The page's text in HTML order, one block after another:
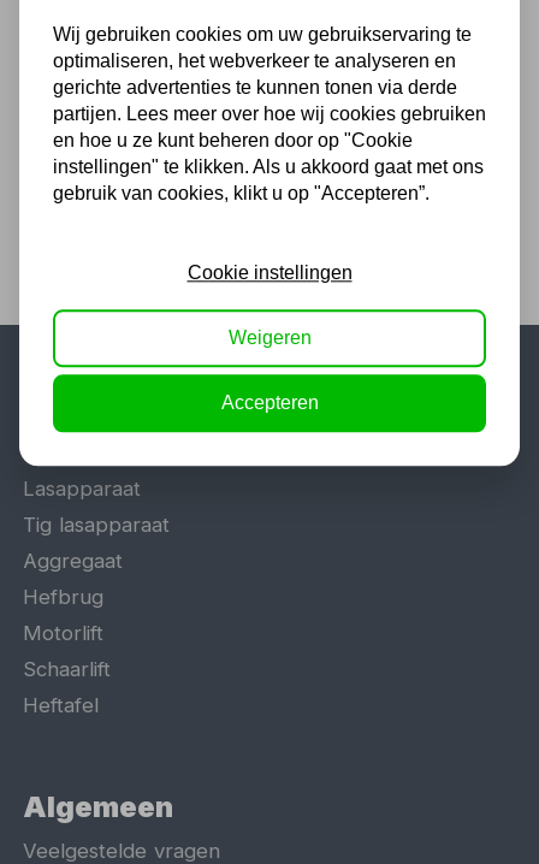
verzonden
(Technische) Vragen ? Bel ons +31
548 51 75 75
1.500 m2 winkel in Rijssen !
Twents familiebedrijf sinds 1992 !
Populaire categorieën
Lasapparaat
Tig lasapparaat
Aggregaat
Hefbrug
Motorlift
Schaarlift
Heftafel
Algemeen
Veelgestelde vragen
Wij gebruiken cookies om uw gebruikservaring te
optimaliseren, het webverkeer te analyseren en
gerichte advertenties te kunnen tonen via derde
partijen. Lees meer over hoe wij cookies gebruiken
en hoe u ze kunt beheren door op "Cookie
instellingen" te klikken. Als u akkoord gaat met ons
gebruik van cookies, klikt u op "Accepteren”.
Cookie instellingen
Weigeren
Accepteren